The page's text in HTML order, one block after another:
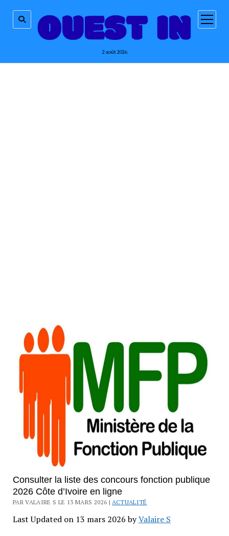
2 août 2026
ouvrir
menu
Consulter la liste des concours fonction publique
2026 Côte d’Ivoire en ligne
PAR VALAIRE S LE 13 MARS 2026 |ACTUALITÉ
Last Updated on 13 mars 2026 byValaire S